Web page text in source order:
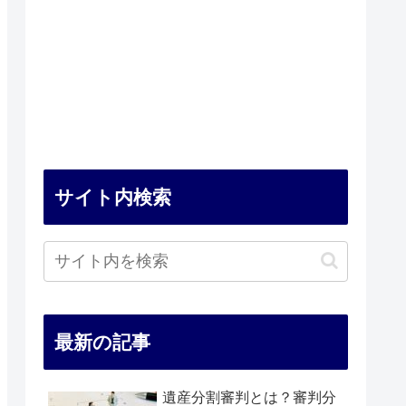
サイト内検索
最新の記事
遺産分割審判とは？審判分